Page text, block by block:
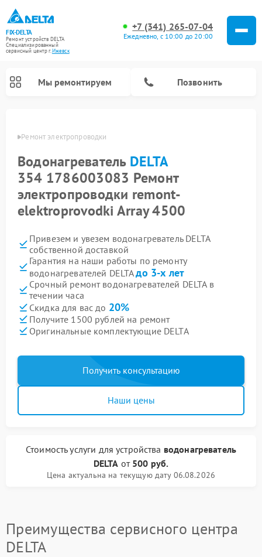
FIX-DELTA
Ремонт устройств DELTA
Специализированный
cервисный центр г.Ижевск
+7 (341) 265-07-04
Ежедневно, с 10:00 до 20:00
Мы ремонтируем Позвонить
Ремонт электропроводки
Водонагреватель DELTA
354 1786003083 Ремонт
электропроводки remont-
elektroprovodki Array 4500
Привезем и увезем водонагреватель DELTA
собственной доставкой
Гарантия на наши работы по ремонту
водонагревателей DELTAдо 3-х лет
Срочный ремонт водонагревателей DELTA в
течении часа
Скидка для вас до 20%
Получите 1500 рублей на ремонт
Оригинальные комплектующие DELTA
Получить консультацию
Наши цены
Стоимость услуги для устройства водонагреватель
DELTA от 500 руб.
Цена актуальна на текущую дату 06.08.2026
Преимущества сервисного центра
DELTA